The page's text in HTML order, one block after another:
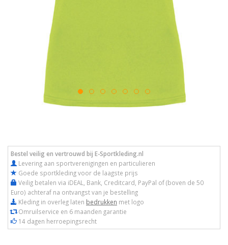
Bestel veilig en vertrouwd bij E-Sportkleding.nl
Levering aan sportverenigingen en particulieren
Goede sportkleding voor de laagste prijs
Veilig betalen via iDEAL, Bank, Creditcard, PayPal of (boven de 50
Euro) achteraf na ontvangst van je bestelling
Kleding in overleg laten bedrukken met logo
Omruilservice en 6 maanden garantie
14 dagen herroepingsrecht